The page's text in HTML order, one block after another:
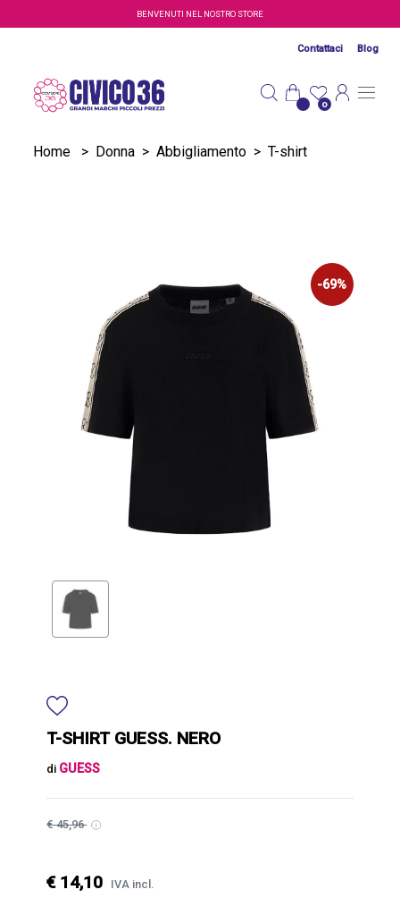
Salta al contenuto principaleBENVENUTI NEL NOSTRO STORE
Contattaci Blog
0
Home > Donna > Abbigliamento > T-shirt
-69%
T-SHIRT GUESS. NERO
di GUESS
€ 45,96
€ 14,10 IVA incl.